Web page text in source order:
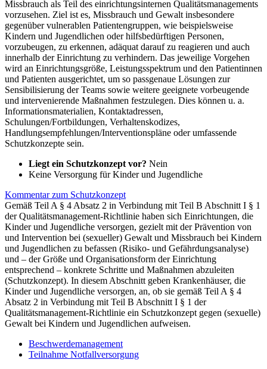
Missbrauch als Teil des einrichtungsinternen Qualitätsmanagements
vorzusehen. Ziel ist es, Missbrauch und Gewalt insbesondere
gegenüber vulnerablen Patientengruppen, wie beispielsweise
Kindern und Jugendlichen oder hilfsbedürftigen Personen,
vorzubeugen, zu erkennen, adäquat darauf zu reagieren und auch
innerhalb der Einrichtung zu verhindern. Das jeweilige Vorgehen
wird an Einrichtungsgröße, Leistungsspektrum und den Patientinnen
und Patienten ausgerichtet, um so passgenaue Lösungen zur
Sensibilisierung der Teams sowie weitere geeignete vorbeugende
und intervenierende Maßnahmen festzulegen. Dies können u. a.
Informationsmaterialien, Kontaktadressen,
Schulungen/Fortbildungen, Verhaltenskodizes,
Handlungsempfehlungen/Interventionspläne oder umfassende
Schutzkonzepte sein.
Liegt ein Schutzkonzept vor? Nein
Keine Versorgung für Kinder und Jugendliche
Kommentar zum Schutzkonzept
Gemäß Teil A § 4 Absatz 2 in Verbindung mit Teil B Abschnitt I § 1
der Qualitätsmanagement-Richtlinie haben sich Einrichtungen, die
Kinder und Jugendliche versorgen, gezielt mit der Prävention von
und Intervention bei (sexueller) Gewalt und Missbrauch bei Kindern
und Jugendlichen zu befassen (Risiko- und Gefährdungsanalyse)
und – der Größe und Organisationsform der Einrichtung
entsprechend – konkrete Schritte und Maßnahmen abzuleiten
(Schutzkonzept). In diesem Abschnitt geben Krankenhäuser, die
Kinder und Jugendliche versorgen, an, ob sie gemäß Teil A § 4
Absatz 2 in Verbindung mit Teil B Abschnitt I § 1 der
Qualitätsmanagement-Richtlinie ein Schutzkonzept gegen (sexuelle)
Gewalt bei Kindern und Jugendlichen aufweisen.
Beschwerdemanagement
Teilnahme Notfallversorgung